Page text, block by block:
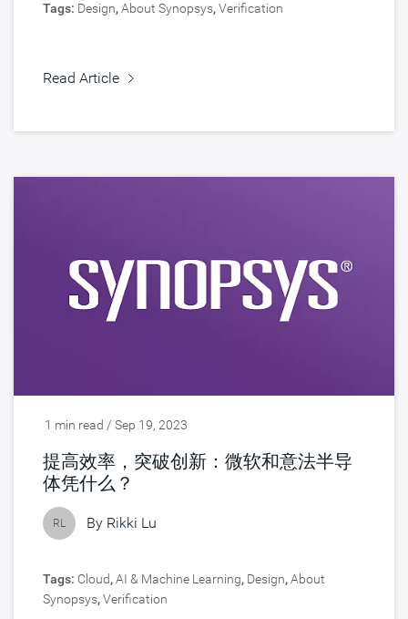
Tags: Design,About Synopsys,Verification
Read Article
1 min read / Sep 19, 2023
提高效率，突破创新：微软和意法半导
体凭什么？
RL By Rikki Lu
Tags: Cloud,AI & Machine Learning, Design,About
Synopsys,Verification